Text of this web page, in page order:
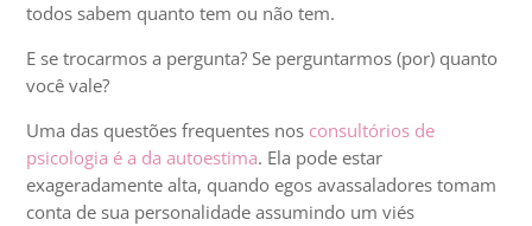
todos sabem quanto tem ou não tem.
E se trocarmos a pergunta? Se perguntarmos (por) quanto
você vale?
Uma das questões frequentes nos consultórios de
psicologia é a da autoestima. Ela pode estar
exageradamente alta, quando egos avassaladores tomam
conta de sua personalidade assumindo um viés